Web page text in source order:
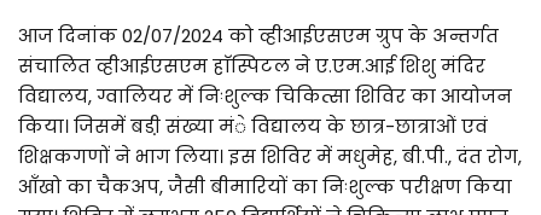
आज दिनांक 02/07/2024 को व्हीआईएसएम ग्रुप के अन्तर्गत
संचालित व्हीआईएसएम हाॅस्पिटल ने ए.एम.आई शिशु मंदिर
विद्यालय, ग्वालियर में निःशुल्क चिकित्सा शिविर का आयोजन
किया। जिसमें बडी़ संख्या मंे विद्यालय के छात्र-छात्राओं एवं
शिक्षकगणों ने भाग लिया। इस शिविर में मधुमेह, बी.पी., दंत रोग,
आँखो का चैकअप, जैसी बीमारियों का निःशुल्क परीक्षण किया